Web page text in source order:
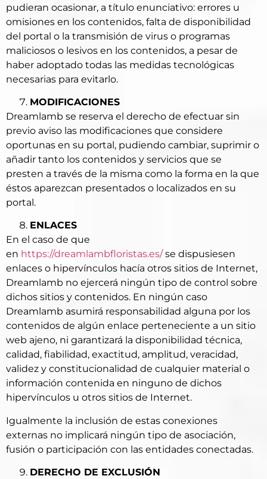
pudieran ocasionar, a título enunciativo: errores u
omisiones en los contenidos, falta de disponibilidad
del portal o la transmisión de virus o programas
maliciosos o lesivos en los contenidos, a pesar de
haber adoptado todas las medidas tecnológicas
necesarias para evitarlo.
MODIFICACIONES
Dreamlamb se reserva el derecho de efectuar sin
previo aviso las modificaciones que considere
oportunas en su portal, pudiendo cambiar, suprimir o
añadir tanto los contenidos y servicios que se
presten a través de la misma como la forma en la que
éstos aparezcan presentados o localizados en su
portal.
ENLACES
En el caso de que
en https://dreamlambfloristas.es/se dispusiesen
enlaces o hipervínculos hacía otros sitios de Internet,
Dreamlamb no ejercerá ningún tipo de control sobre
dichos sitios y contenidos. En ningún caso
Dreamlamb asumirá responsabilidad alguna por los
contenidos de algún enlace perteneciente a un sitio
web ajeno, ni garantizará la disponibilidad técnica,
calidad, fiabilidad, exactitud, amplitud, veracidad,
validez y constitucionalidad de cualquier material o
información contenida en ninguno de dichos
hipervínculos u otros sitios de Internet.
Igualmente la inclusión de estas conexiones
externas no implicará ningún tipo de asociación,
fusión o participación con las entidades conectadas.
DERECHO DE EXCLUSIÓN